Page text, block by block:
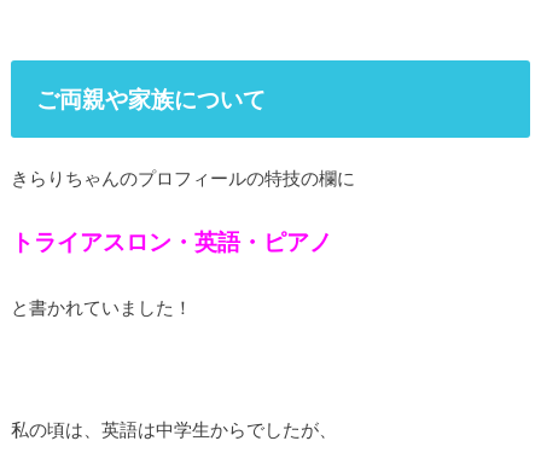
ご両親や家族について
きらりちゃんのプロフィールの特技の欄に
トライアスロン・英語・ピアノ
と書かれていました！
私の頃は、英語は中学生からでしたが、